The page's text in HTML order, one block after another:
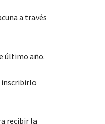
a través
último año.
inscribirlo
recibir la